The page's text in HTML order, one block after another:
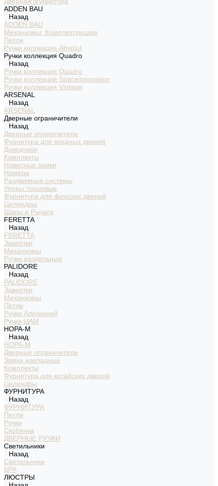
ADDEN BAU
Назад
ADDEN BAU
Механизмы, Комплектующие
Петли
Ручки коллекция Absolut
Ручки коллекция Quadro
Назад
Ручки коллекция Quadro
Ручки коллекции Spaceinnovation
Ручки коллекция Vintage
ARSENAL
Назад
ARSENAL
Дверные ограничители
Назад
Дверные ограничители
Фурнитура для входных дверей
Доводчики
Комплекты
Навесные замки
Номера
Раздвижные системы
Упоры торцевые
Фурнитура для финских дверей
Цилиндры
Шары и Рычаги
FERETTA
Назад
FERETTA
Завертки
Механизмы
Ручки раздельные
PALIDORE
Назад
PALIDORE
Завертки
Механизмы
Петли
Ручки Алюминий
Ручки ЦАМ
НОРА-М
Назад
НОРА-М
Дверные ограничители
Замки накладные
Комплекты
Фурнитура для китайских дверей
Цилиндры
ФУРНИТУРА
Назад
ФУРНИТУРА
Петли
Ручки
Скобянка
ДВЕРНЫЕ РУЧКИ
Светильники
Назад
Светильники
БРА
ЛЮСТРЫ